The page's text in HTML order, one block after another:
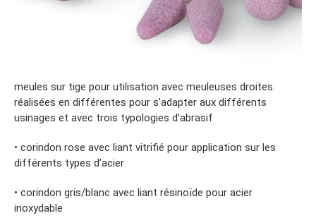
meules sur tige pour utilisation avec meuleuses droites.
réalisées en différentes pour s’adapter aux différents
usinages et avec trois typologies d’abrasif
• corindon rose avec liant vitrifié pour application sur les
différents types d’acier
• corindon gris/blanc avec liant résinoïde pour acier
inoxydable